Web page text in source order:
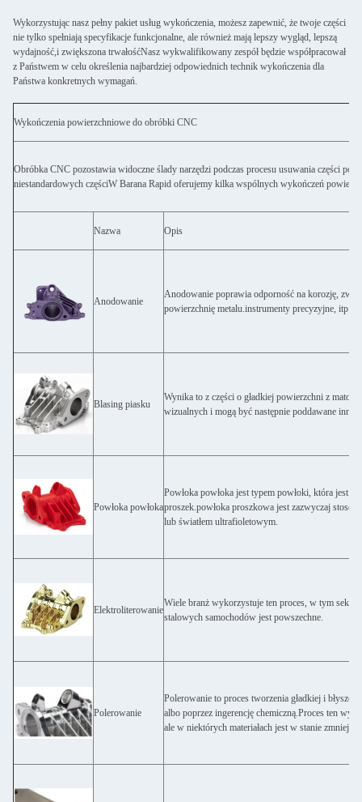
Wykorzystując nasz pełny pakiet usług wykończenia, możesz zapewnić, że twoje części
nie tylko spełniają specyfikacje funkcjonalne, ale również mają lepszy wygląd, lepszą
wydajność,i zwiększona trwałośćNasz wykwalifikowany zespół będzie współpracował
z Państwem w celu określenia najbardziej odpowiednich technik wykończenia dla
Państwa konkretnych wymagań.
Wykończenia powierzchniowe do obróbki CNC
Obróbka CNC pozostawia widoczne ślady narzędzi podczas procesu usuwania części
niestandardowych częściW Barana Rapid oferujemy kilka wspólnych wykończeń
Nazwa Opis
Anodowanie
Anodowanie poprawia odporność na korozję,
powierzchnię metalu.instrumenty precyzyjne, itp.
Blasing piasku
Wynika to z części o gładkiej powierzchni z
wizualnych i mogą być następnie poddawane
Powłoka powłoka
Powłoka powłoka jest typem powłoki, która jest
proszek.powłoka proszkowa jest zazwyczaj
lub światłem ultrafioletowym.
Elektroliterowanie
Wiele branż wykorzystuje ten proces, w tym
stalowych samochodów jest powszechne.
Polerowanie
Polerowanie to proces tworzenia gładkiej i
albo poprzez ingerencję chemiczną.Proces ten
ale w niektórych materiałach jest w stanie